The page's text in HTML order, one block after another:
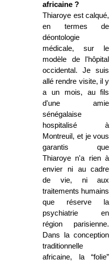
africaine ?
Thiaroye est calqué,
en termes de
déontologie
médicale, sur le
modèle de l'hôpital
occidental. Je suis
allé rendre visite, il y
a un mois, au fils
d'une amie
sénégalaise
hospitalisé à
Montreuil, et je vous
garantis que
Thiaroye n'a rien à
envier ni au cadre
de vie, ni aux
traitements humains
que réserve la
psychiatrie en
région parisienne.
Dans la conception
traditionnelle
africaine, la “folie”